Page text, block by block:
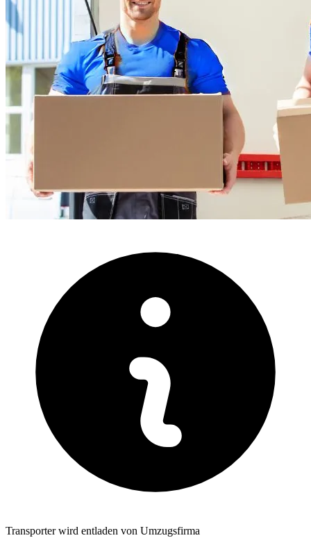
Transporter wird entladen von Umzugsfirma